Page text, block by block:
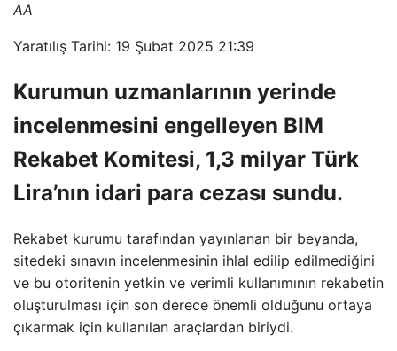
AA
Yaratılış Tarihi: 19 Şubat 2025 21:39
Kurumun uzmanlarının yerinde
incelenmesini engelleyen BIM
Rekabet Komitesi, 1,3 milyar Türk
Lira’nın idari para cezası sundu.
Rekabet kurumu tarafından yayınlanan bir beyanda,
sitedeki sınavın incelenmesinin ihlal edilip edilmediğini
ve bu otoritenin yetkin ve verimli kullanımının rekabetin
oluşturulması için son derece önemli olduğunu ortaya
çıkarmak için kullanılan araçlardan biriydi.